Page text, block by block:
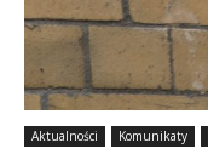
Aktualności Komunikaty